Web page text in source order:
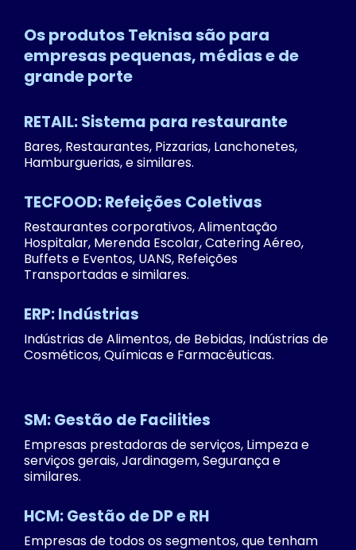
Os produtos Teknisa são para
empresas pequenas, médias e de
grande porte
RETAIL: Sistema para restaurante
Bares, Restaurantes, Pizzarias, Lanchonetes,
Hamburguerias, e similares.
TECFOOD: Refeições Coletivas
Restaurantes corporativos, Alimentação
Hospitalar, Merenda Escolar, Catering Aéreo,
Buffets e Eventos, UANS, Refeições
Transportadas e similares.
ERP: Indústrias
Indústrias de Alimentos, de Bebidas, Indústrias de
Cosméticos, Químicas e Farmacêuticas.
SM: Gestão de Facilities
Empresas prestadoras de serviços, Limpeza e
serviços gerais, Jardinagem, Segurança e
similares.
HCM: Gestão de DP e RH
Empresas de todos os segmentos, que tenham